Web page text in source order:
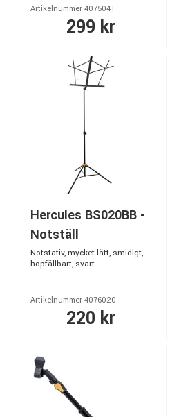
Artikelnummer 4075041
299 kr
Hercules BS020BB -
Notställ
Notstativ, mycket lätt, smidigt,
hopfällbart, svart.
Artikelnummer 4076020
220 kr